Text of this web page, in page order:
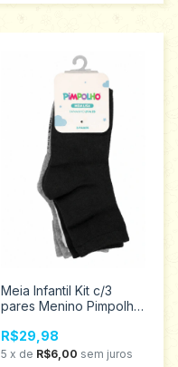
Meia Infantil Kit c/3
pares Menino Pimpolho
R$29,98
5 x de R$6,00 sem juros